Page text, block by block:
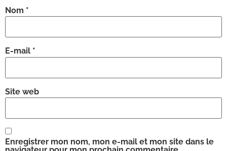
Nom *
E-mail *
Site web
Enregistrer mon nom, mon e-mail et mon site dans le